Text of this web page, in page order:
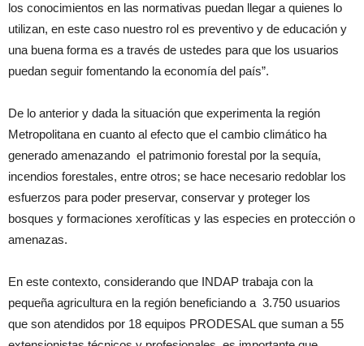
los conocimientos en las normativas puedan llegar a quienes lo
utilizan, en este caso nuestro rol es preventivo y de educación y
una buena forma es a través de ustedes para que los usuarios
puedan seguir fomentando la economía del país”.
De lo anterior y dada la situación que experimenta la región
Metropolitana en cuanto al efecto que el cambio climático ha
generado amenazando el patrimonio forestal por la sequía,
incendios forestales, entre otros; se hace necesario redoblar los
esfuerzos para poder preservar, conservar y proteger los
bosques y formaciones xerofíticas y las especies en protección o
amenazas.
En este contexto, considerando que INDAP trabaja con la
pequeña agricultura en la región beneficiando a 3.750 usuarios
que son atendidos por 18 equipos PRODESAL que suman a 55